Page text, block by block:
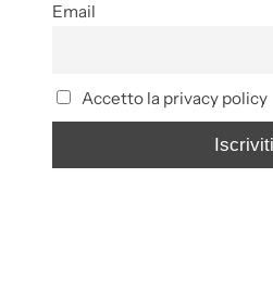
Email
Accetto la privacy policy